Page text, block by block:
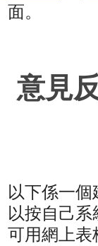
面。
意見
以下係一
以按自己
可用網上表